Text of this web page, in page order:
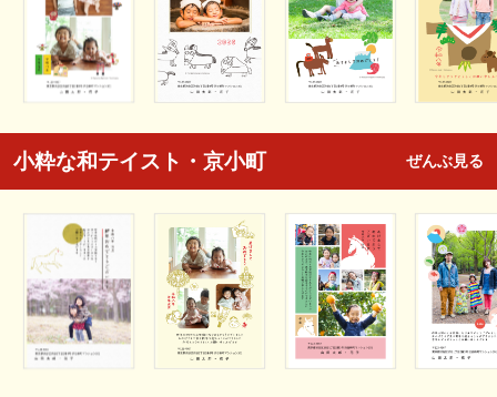
小粋な和テイスト・京小町 ぜんぶ見る